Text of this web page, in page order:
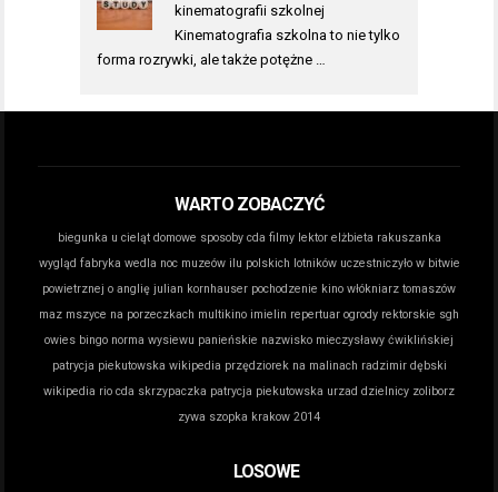
kinematografii szkolnej
Kinematografia szkolna to nie tylko
forma rozrywki, ale także potężne …
WARTO ZOBACZYĆ
biegunka u cieląt domowe sposoby cda filmy lektor elżbieta rakuszanka
wygląd fabryka wedla noc muzeów ilu polskich lotników uczestniczyło w bitwie
powietrznej o anglię julian kornhauser pochodzenie kino włókniarz tomaszów
maz mszyce na porzeczkach multikino imielin repertuar ogrody rektorskie sgh
owies bingo norma wysiewu panieńskie nazwisko mieczysławy ćwiklińskiej
patrycja piekutowska wikipedia przędziorek na malinach radzimir dębski
wikipedia rio cda skrzypaczka patrycja piekutowska urzad dzielnicy zoliborz
zywa szopka krakow 2014
LOSOWE